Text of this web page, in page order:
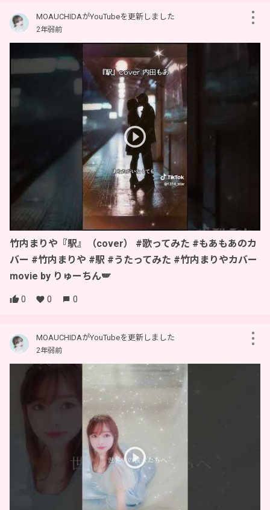
MOAUCHIDAがYouTubeを更新しました
2年弱前
竹内まりや『駅』（cover） #歌ってみた #もあもあのカ
バー #竹内まりや #駅 #うたってみた #竹内まりやカバー
movie by りゅーちん🪽
0 0 0
MOAUCHIDAがYouTubeを更新しました
2年弱前